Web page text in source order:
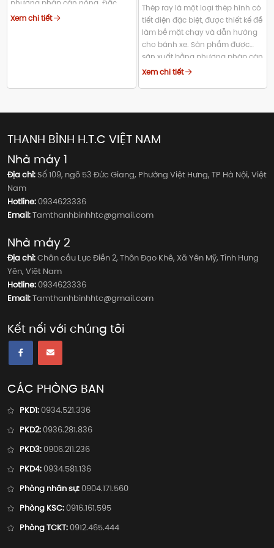
phương pháp cán nóng. Đặc
tính kỹ thuật nổi bật của nó là độ
Xem chi tiết
Thép ray là một loại thép hình có
tiết diện đặc biệt, được thiết kế để
làm bề mặt chạy và dẫn hướng
cho bánh xe. Sản phẩm được
sản xuất bằng phương pháp cán
nóng từ các mác thép carbon
Xem chi tiết
THANH BÌNH H.T.C VIỆT NAM
Nhà máy 1
Địa chỉ:Số 109, ngõ 53 Đức Giang, Phường Việt Hưng, TP Hà Nội, Việt
Nam
Hotline:0934623336
Email:Tamthanhbinhhtc@gmail.com
Nhà máy 2
Địa chỉ:Chân cầu Lực Điền 2, Thôn Đạo Khê, Xã Yên Mỹ, Tỉnh Hưng
Yên, Việt Nam
Hotline:0934623336
Email:Tamthanhbinhhtc@gmail.com
Kết nối với chúng tôi
CÁC PHÒNG BAN
PKD1:0934.521.336
PKD2:0936.281.836
PKD3:0906.211.236
PKD4:0934.581.136
Phòng nhân sự:0904.171.560
Phòng KSC:0916.161.595
Phòng TCKT:0912.465.444